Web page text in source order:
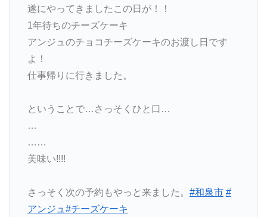
遂にやってきましたこの日が！！
1年待ちのチーズケーキ
アンジュのチョコチーズケーキのお渡し日です
よ！
仕事帰りに行きました。
ということで…さっそくひと口…
…
……
美味い!!!!
さっそく次の予約もやっと来ました。 #和泉市 #
アンジュ #チーズケーキ